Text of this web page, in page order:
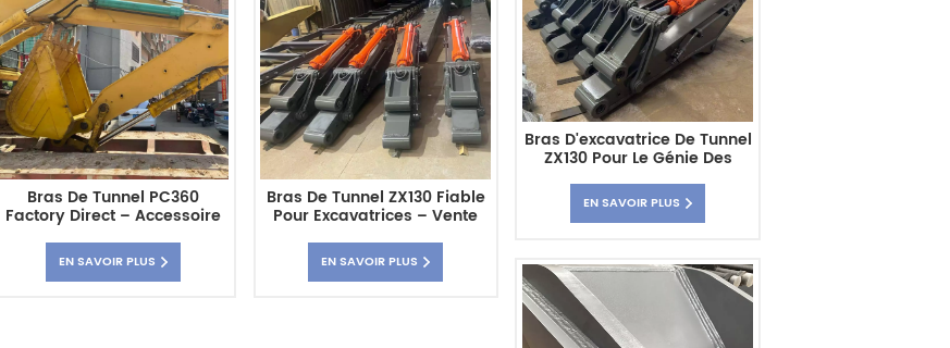
Bras De Tunnel PC360
Factory Direct – Accessoire
Qualité Pour Les Projets De
Tunnel
EN SAVOIR PLUS
Bras De Tunnel ZX130 Fiable
Pour Excavatrices – Vente
Travaux Difficiles – Fabricant
Chinois
EN SAVOIR PLUS
Bras D'excavatrice De Tunnel
ZX130 Pour Le Génie Des
Espaces Confinés
(personnalisé)
EN SAVOIR PLUS